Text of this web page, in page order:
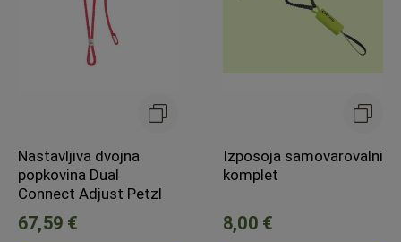
Nastavljiva dvojna
popkovina Dual
Connect Adjust Petzl
67,59 €
Izposoja samovarovalni
komplet
8,00 €